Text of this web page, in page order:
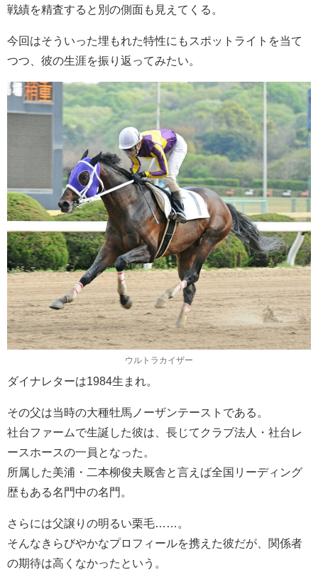
戦績を精査すると別の側面も見えてくる。
今回はそういった埋もれた特性にもスポットライトを当て
つつ、彼の生涯を振り返ってみたい。
ウルトラカイザー
ダイナレターは1984生まれ。
その父は当時の大種牡馬ノーザンテーストである。
社台ファームで生誕した彼は、長じてクラブ法人・社台レ
ースホースの一員となった。
所属した美浦・二本柳俊夫厩舎と言えば全国リーディング
歴もある名門中の名門。
さらには父譲りの明るい栗毛……。
そんなきらびやかなプロフィールを携えた彼だが、関係者
の期待は高くなかったという。